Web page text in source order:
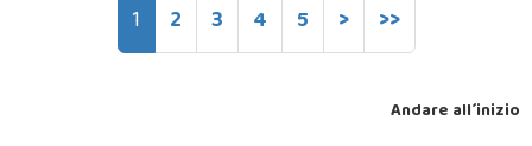
1 2 3 4 5 > >>
Andare all´inizio